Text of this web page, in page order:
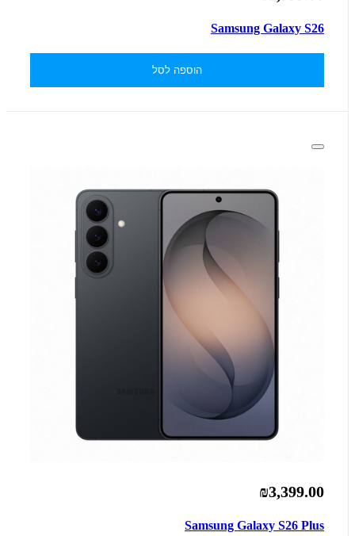
Samsung Galaxy S26
הוספה לסל
₪3,399.00
Samsung Galaxy S26 Plus